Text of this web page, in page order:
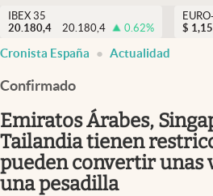
Criptomonedas
España
NOTICIAS
FINANZAS
EURO
IBEX 35
20.180,4
20.180,4 0.62%
$ 1,15
Cronista España Actualidad
Confirmado
Emiratos Árabes,
Tailandia tienen
pueden convertir unas
una pesadilla